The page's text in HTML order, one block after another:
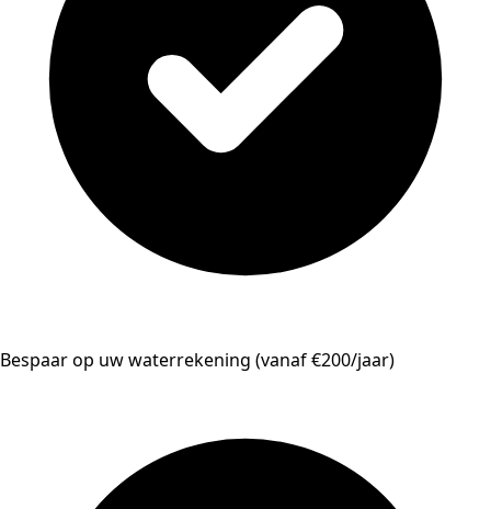
Bespaar op uw waterrekening (vanaf €200/jaar)